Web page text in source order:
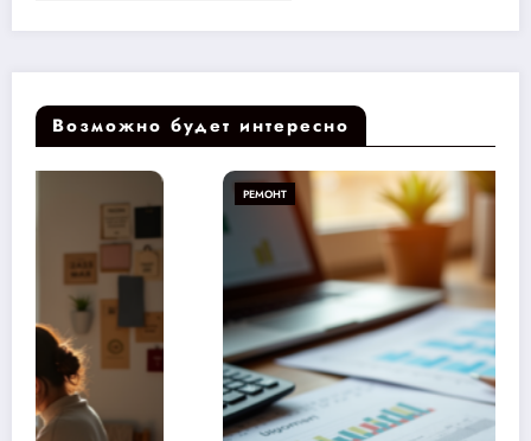
Возможно будет интересно